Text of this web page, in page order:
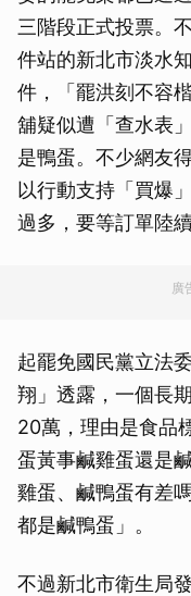
三階段正式投票。
件站的新北市淡水
件，「罷洪刻不容
舖疑似遭「查水表
是鴨蛋。不少網友
以行動支持「買爆
過多，要等訂單陸
廣
起罷免國民黨立法
翔」透露，一個長
20萬，理由是食品
蛋黃事鹹雞蛋還是
雞蛋、鹹鴨蛋有差
都是鹹鴨蛋」。
不過新北市衛生局